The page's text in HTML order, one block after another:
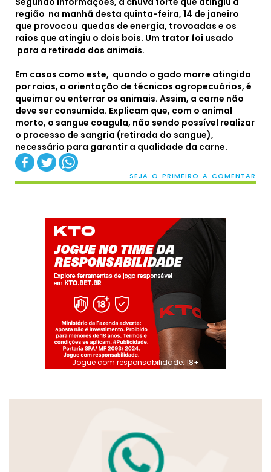
região na manhã desta quinta-feira, 14 de janeiro
que provocou quedas de energia, trovoadas e os
raios que atingiu o dois bois. Um trator foi usado
para a retirada dos animais.
Em casos como este, quando o gado morre atingido
por raios, a orientação de técnicos agropecuários, é
queimar ou enterrar os animais. Assim, a carne não
deve ser consumida. Explicam que, com o animal
morto, o sangue coagula, não sendo possível realizar
o processo de sangria (retirada do sangue),
necessário para garantir a qualidade da carne.
SEJA O PRIMEIRO A COMENTAR
Jogue com responsabilidade. 18+